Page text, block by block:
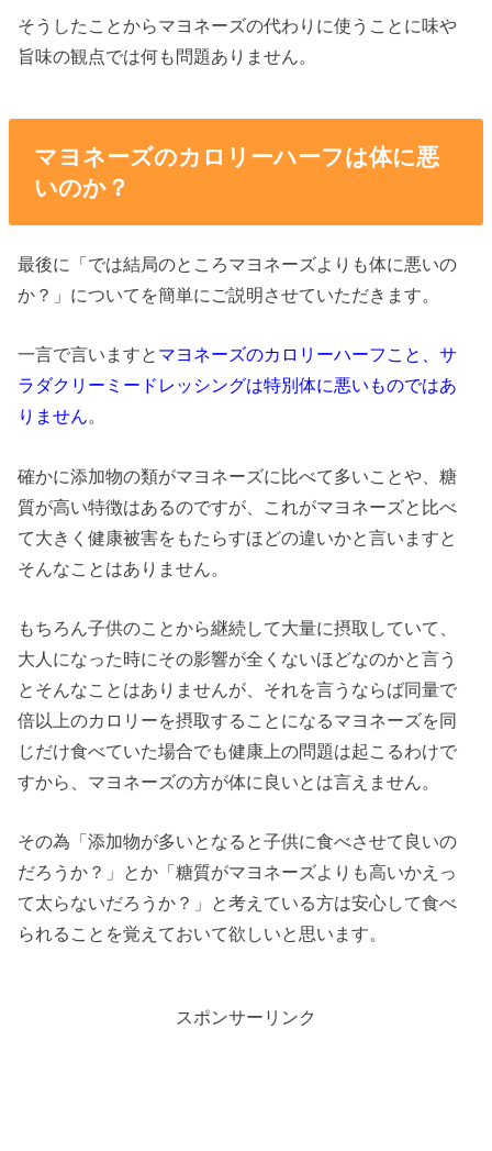
そうしたことからマヨネーズの代わりに使うことに味や
旨味の観点では何も問題ありません。
マヨネーズのカロリーハーフは体に悪
いのか？
最後に「では結局のところマヨネーズよりも体に悪いの
か？」についてを簡単にご説明させていただきます。
一言で言いますと マヨネーズのカロリーハーフこと、サ
ラダクリーミードレッシングは特別体に悪いものではあ
りません。
確かに添加物の類がマヨネーズに比べて多いことや、糖
質が高い特徴はあるのですが、これがマヨネーズと比べ
て大きく健康被害をもたらすほどの違いかと言いますと
そんなことはありません。
もちろん子供のことから継続して大量に摂取していて、
大人になった時にその影響が全くないほどなのかと言う
とそんなことはありませんが、それを言うならば同量で
倍以上のカロリーを摂取することになるマヨネーズを同
じだけ食べていた場合でも健康上の問題は起こるわけで
すから、マヨネーズの方が体に良いとは言えません。
その為「添加物が多いとなると子供に食べさせて良いの
だろうか？」とか「糖質がマヨネーズよりも高いかえっ
て太らないだろうか？」と考えている方は安心して食べ
られることを覚えておいて欲しいと思います。
スポンサーリンク